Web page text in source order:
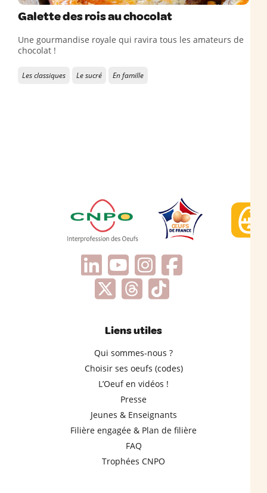
Galette des rois au chocolat
Une gourmandise royale qui ravira tous les amateurs de
chocolat !
Les classiques Le sucré En famille
Liens utiles
Qui sommes-nous ?
Choisir ses oeufs (codes)
L’Oeuf en vidéos !
Presse
Jeunes & Enseignants
Filière engagée & Plan de filière
FAQ
Trophées CNPO